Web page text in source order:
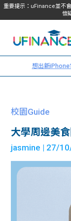
重要提示：uFinance並不
懷
想出新
校園Guide
大學周邊美
jasmine | 27/